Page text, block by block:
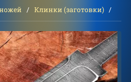
Клинки (заготовки)